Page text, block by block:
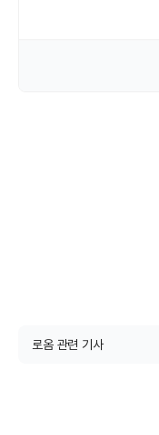
로옴 관련 기사